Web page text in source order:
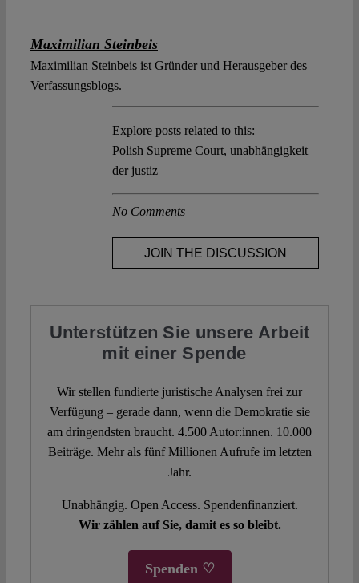
Maximilian Steinbeis
Maximilian Steinbeis ist Gründer und Herausgeber des
Verfassungsblogs.
Explore posts related to this:
Polish Supreme Court, unabhängigkeit
der justiz
No Comments
JOIN THE DISCUSSION
Unterstützen Sie unsere Arbeit
mit einer Spende
Wir stellen fundierte juristische Analysen frei zur
Verfügung – gerade dann, wenn die Demokratie sie
am dringendsten braucht. 4.500 Autor:innen. 10.000
Beiträge. Mehr als fünf Millionen Aufrufe im letzten
Jahr.
Unabhängig. Open Access. Spendenfinanziert.
Wir zählen auf Sie, damit es so bleibt.
Spenden ♡